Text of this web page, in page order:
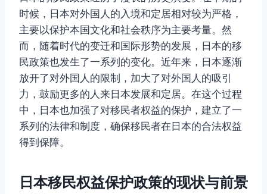
时候，日本对外国人的入境和定居相对较为严格，
主要以保护本国文化和社会秩序为主要考量。然
而，随着时代的变迁和国际形势的发展，日本的移
民政策也发生了一系列的变化。近年来，日本逐渐
放开了对外国人的限制，加大了对外国人的吸引
力，鼓励更多的人来日本发展和定居。在这个过程
中，日本也加强了对移民者权益的保护，建立了一
系列的法律和制度，确保移民者在日本的合法权益
得到保障。
日本移民权益保护政策的现状与前景